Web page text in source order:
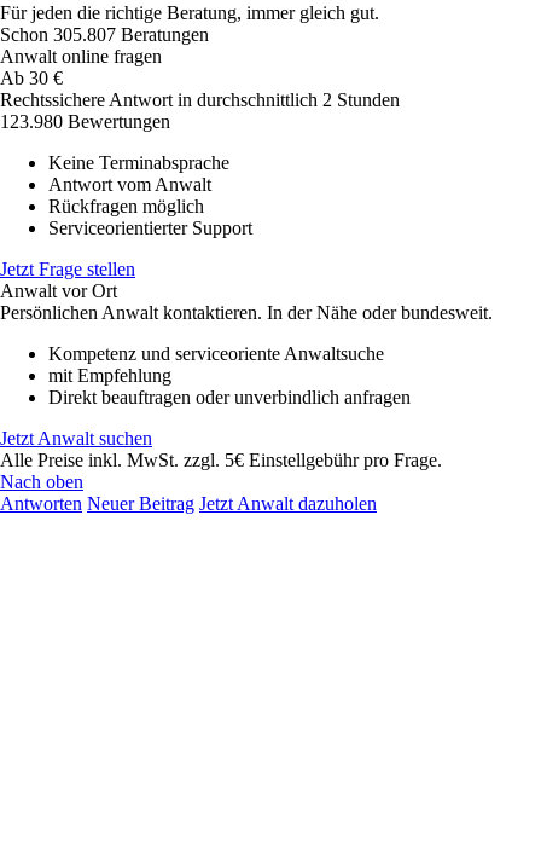
Für jeden die richtige Beratung, immer gleich gut.
Schon 305.807 Beratungen
Anwalt online fragen
Ab 30 €
Rechtssichere Antwort in durchschnittlich 2 Stunden
123.980 Bewertungen
Keine Terminabsprache
Antwort vom Anwalt
Rückfragen möglich
Serviceorientierter Support
Jetzt Frage stellen
Anwalt vor Ort
Persönlichen Anwalt kontaktieren. In der Nähe oder bundesweit.
Kompetenz und serviceoriente Anwaltsuche
mit Empfehlung
Direkt beauftragen oder unverbindlich anfragen
Jetzt Anwalt suchen
Alle Preise inkl. MwSt. zzgl. 5€ Einstellgebühr pro Frage.
Nach oben
Antworten Neuer Beitrag Jetzt Anwalt dazuholen